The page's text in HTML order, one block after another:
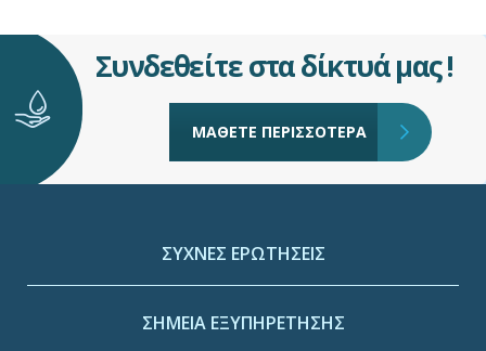
Συνδεθείτε στα δίκτυά μας !
ΜΑΘΕΤΕ ΠΕΡΙΣΣΟΤΕΡΑ
ΣΥΧΝΕΣ ΕΡΩΤΗΣΕΙΣ
ΣΗΜΕΙΑ ΕΞΥΠΗΡΕΤΗΣΗΣ